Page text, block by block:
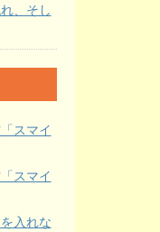
、そし
スマイ
スマイ
入れな